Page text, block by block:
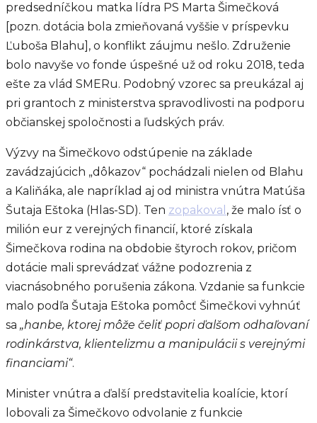
predsedníčkou matka lídra PS Marta Šimečková
[pozn. dotácia bola zmieňovaná vyššie v príspevku
Ľuboša Blahu], o konflikt záujmu nešlo. Združenie
bolo navyše vo fonde úspešné už od roku 2018, teda
ešte za vlád SMERu. Podobný vzorec sa preukázal aj
pri grantoch z ministerstva spravodlivosti na podporu
občianskej spoločnosti a ľudských práv.
Výzvy na Šimečkovo odstúpenie na základe
zavádzajúcich „dôkazov“ pochádzali nielen od Blahu
a Kaliňáka, ale napríklad aj od ministra vnútra Matúša
Šutaja Eštoka (Hlas-SD). Ten zopakoval , že malo ísť o
milión eur z verejných financií, ktoré získala
Šimečkova rodina na obdobie štyroch rokov, pričom
dotácie mali sprevádzať vážne podozrenia z
viacnásobného porušenia zákona. Vzdanie sa funkcie
malo podľa Šutaja Eštoka pomôcť Šimečkovi vyhnúť
sa „hanbe, ktorej môže čeliť popri ďalšom odhaľovaní
rodinkárstva, klientelizmu a manipulácii s verejnými
financiami“.
Minister vnútra a ďalší predstavitelia koalície, ktorí
lobovali za Šimečkovo odvolanie z funkcie